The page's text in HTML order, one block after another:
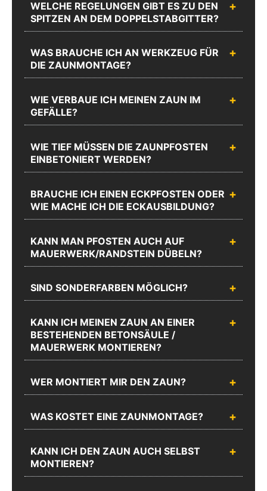
erreichen Sie
Mo.-Do.:
08:00 -
Fr.: 08:00 -
16:00
Zum
Chat
8873-1200
Mo.-Do.:
08:00 -
17:00 und
Fr.: 08:00 -
16:00
WELCHE REGELUNGEN GIBT ES ZU DEN
SPITZEN AN DEM DOPPELSTABGITTER?
WAS BRAUCHE ICH AN WERKZEUG FÜR
DIE ZAUNMONTAGE?
WIE VERBAUE ICH MEINEN ZAUN IM
GEFÄLLE?
WIE TIEF MÜSSEN DIE ZAUNPFOSTEN
EINBETONIERT WERDEN?
BRAUCHE ICH EINEN ECKPFOSTEN ODER
WIE MACHE ICH DIE ECKAUSBILDUNG?
KANN MAN PFOSTEN AUCH AUF
MAUERWERK/RANDSTEIN DÜBELN?
SIND SONDERFARBEN MÖGLICH?
KANN ICH MEINEN ZAUN AN EINER
BESTEHENDEN BETONSÄULE /
MAUERWERK MONTIEREN?
WER MONTIERT MIR DEN ZAUN?
WAS KOSTET EINE ZAUNMONTAGE?
KANN ICH DEN ZAUN AUCH SELBST
MONTIEREN?